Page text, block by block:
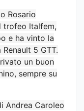
Rosario
trofeo Italfem,
e ha vinto la
5 GTT.
un buon
sempre su
Andrea Caroleo